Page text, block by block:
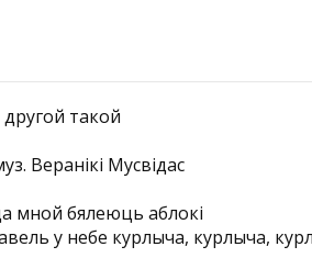
такой
Веранікі Мусвідас
мной бялеюць аблокі
у небе курлыча, курлыча,